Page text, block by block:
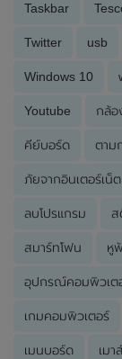
Taskbar
Twitter usb
Windows 10
Youtube กล้อ
คีย์บอร์ด ตาม
ภัยจากอินเตอร์เน็ต
ลบโปรแกรม ส
สมาร์ทโฟน หู
อุปกรณ์คอมพิวเต
เกมคอมพิวเตอร์
เมนบอร์ด เมา